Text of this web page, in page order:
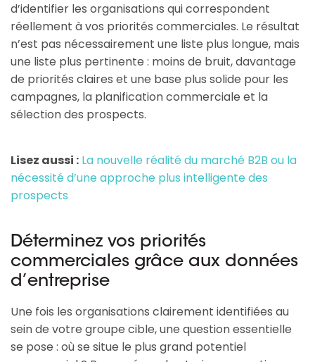
d’identifier les organisations qui correspondent
réellement à vos priorités commerciales. Le résultat
n’est pas nécessairement une liste plus longue, mais
une liste plus pertinente : moins de bruit, davantage
de priorités claires et une base plus solide pour les
campagnes, la planification commerciale et la
sélection des prospects.
Lisez aussi : La nouvelle réalité du marché B2B ou la
nécessité d’une approche plus intelligente des
prospects
Déterminez vos priorités
commerciales grâce aux données
d’entreprise
Une fois les organisations clairement identifiées au
sein de votre groupe cible, une question essentielle
se pose : où se situe le plus grand potentiel